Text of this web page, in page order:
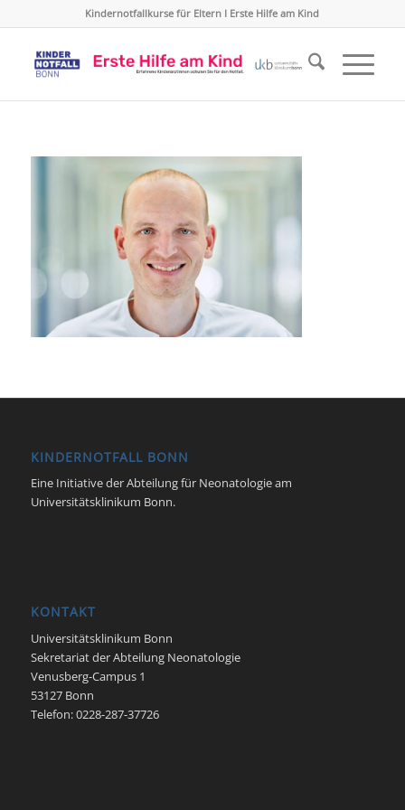
Kindernotfallkurse für Eltern I Erste Hilfe am Kind
KINDERNOTFALL BONN
Eine Initiative der Abteilung für Neonatologie am
Universitätsklinikum Bonn.
KONTAKT
Universitätsklinikum Bonn
Sekretariat der Abteilung Neonatologie
Venusberg-Campus 1
53127 Bonn
Telefon: 0228-287-37726